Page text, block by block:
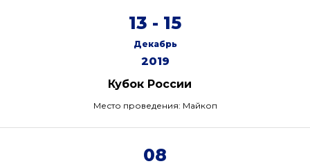
13 - 15
Декабрь
2019
Кубок России
Место проведения: Майкоп
08